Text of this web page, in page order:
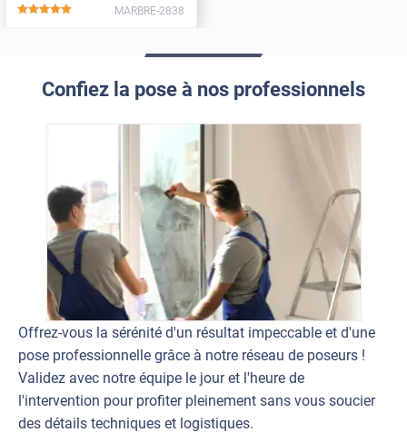
MARBRE-2838
Confiez la pose à nos professionnels
Offrez-vous la sérénité d'un résultat impeccable et d'une
pose professionnelle grâce à notre réseau de poseurs !
Validez avec notre équipe le jour et l'heure de
l'intervention pour profiter pleinement sans vous soucier
des détails techniques et logistiques.